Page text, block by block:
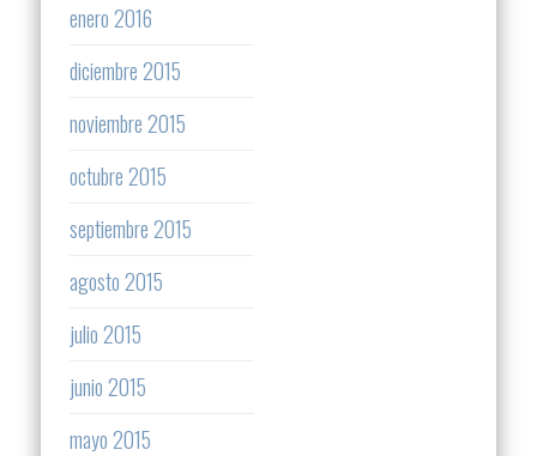
enero 2016
diciembre 2015
noviembre 2015
octubre 2015
septiembre 2015
agosto 2015
julio 2015
junio 2015
mayo 2015